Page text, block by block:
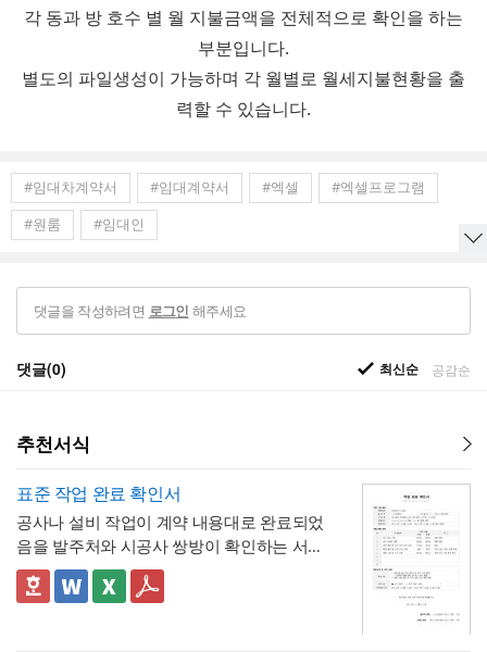
각 동과 방 호수 별 월 지불금액을 전체적으로 확인을 하는
부분입니다.
별도의 파일생성이 가능하며 각 월별로 월세지불현황을 출
력할 수 있습니다.
#임대차계약서 #임대계약서 #엑셀
#엑셀프로그램
#원룸
#임대인
댓글을 작성하려면 로그인 해주세요
댓글(0) 최신순 공감순
추천서식
표준 작업 완료 확인서
공사나 설비 작업이 계약 내용대로 완료되었
음을 발주처와 시공사 쌍방이 확인하는 서식
입니다. 작업항목별로 계획 수량과 완료 수량
을 나란히 대조하고, 하자 여부와 하자보증기
✅ 계획 대비 완료 수량 검증 및 하자 확인 관